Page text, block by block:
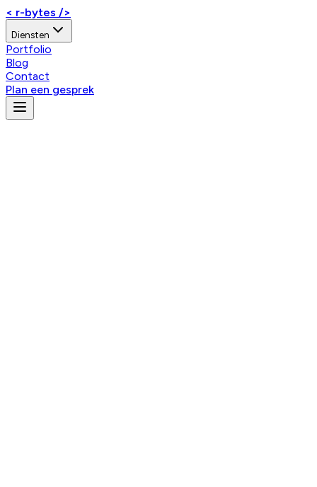
< r-bytes />
Diensten
Portfolio
Blog
Contact
Plan een gesprek